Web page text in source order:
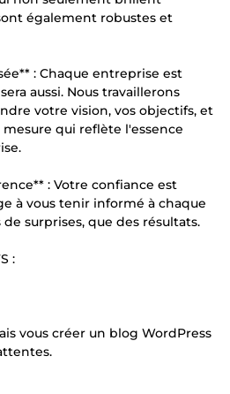
également robustes et
: Chaque entreprise est
aussi. Nous travaillerons
votre vision, vos objectifs, et
qui reflète l'essence
: Votre confiance est
à vous tenir informé à chaque
surprises, que des résultats.
:
vous créer un blog WordPress